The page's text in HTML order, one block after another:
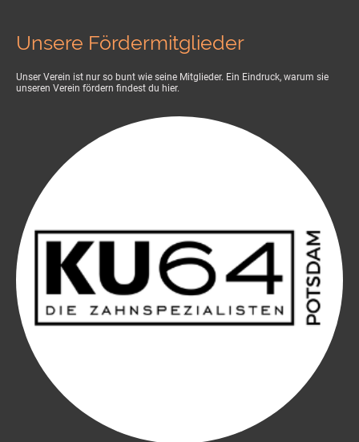
Unsere Fördermitglieder
Unser Verein ist nur so bunt wie seine Mitglieder. Ein Eindruck, warum sie
unseren Verein fördern findest du hier.